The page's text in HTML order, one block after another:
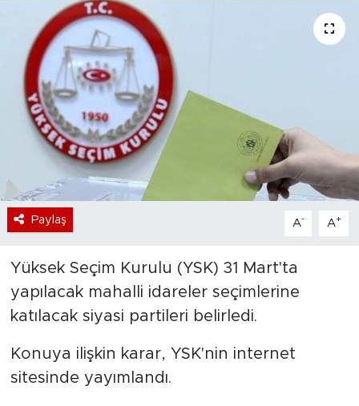
Paylaş A- A+
Yüksek Seçim Kurulu (YSK) 31 Mart'ta
yapılacak mahalli idareler seçimlerine
katılacak siyasi partileri belirledi.
Konuya ilişkin karar, YSK'nin internet
sitesinde yayımlandı.
Eğitim
Sanat
Bölge
Teknoloji
Magazin
Dünya
Haber Arşivi